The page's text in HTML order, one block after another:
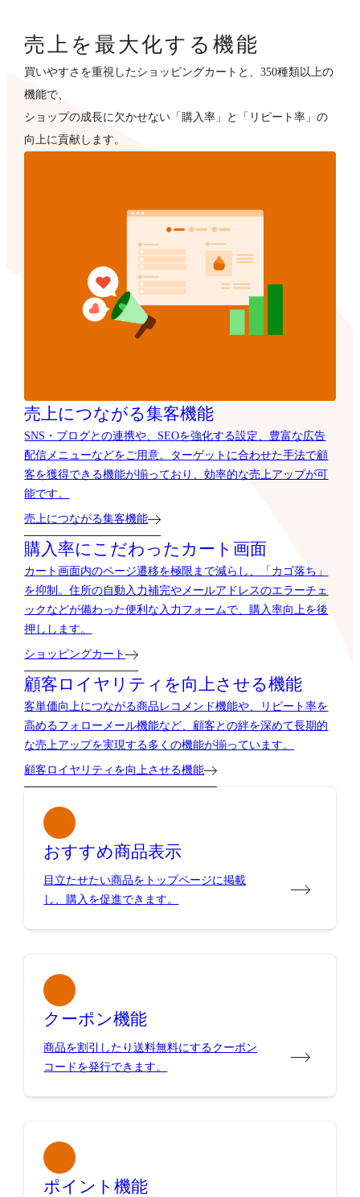
売上を最大化する機能
買いやすさを重視したショッピングカートと、350種類以上の
機能で、
ショップの成長に欠かせない「購入率」と「リピート率」の
向上に貢献します。
売上につながる集客機能
SNS・ブログとの連携や、SEOを強化する設定、豊富な広告
配信メニューなどをご用意。ターゲットに合わせた手法で顧
客を獲得できる機能が揃っており、効率的な売上アップが可
能です。
売上につながる集客機能
購入率にこだわったカート画面
カート画面内のページ遷移を極限まで減らし、「カゴ落ち」
を抑制。住所の自動入力補完やメールアドレスのエラーチェ
ックなどが備わった便利な入力フォームで、購入率向上を後
押しします。
ショッピングカート
顧客ロイヤリティを向上させる機能
客単価向上につながる商品レコメンド機能や、リピート率を
高めるフォローメール機能など、顧客との絆を深めて長期的
な売上アップを実現する多くの機能が揃っています。
顧客ロイヤリティを向上させる機能
おすすめ商品表示
目立たせたい商品をトップページに掲載
し、購入を促進できます。
クーポン機能
商品を割引したり送料無料にするクーポン
コードを発行できます。
ポイント機能